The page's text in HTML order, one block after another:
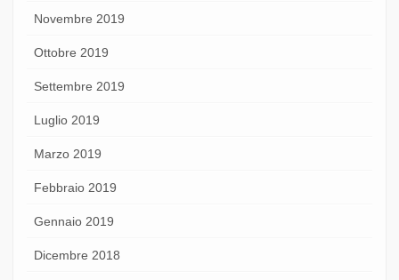
Novembre 2019
Ottobre 2019
Settembre 2019
Luglio 2019
Marzo 2019
Febbraio 2019
Gennaio 2019
Dicembre 2018